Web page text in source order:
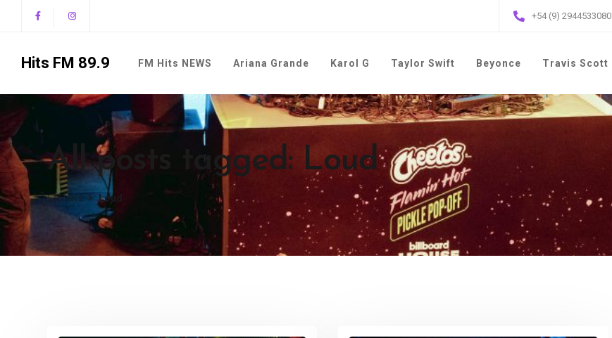
+54 (9) 2944533080
Hits FM 89.9 FM Hits NEWS Ariana Grande Karol G Taylor Swift Beyonce Travis Scott
All posts tagged: Loud
FM Hits Loud